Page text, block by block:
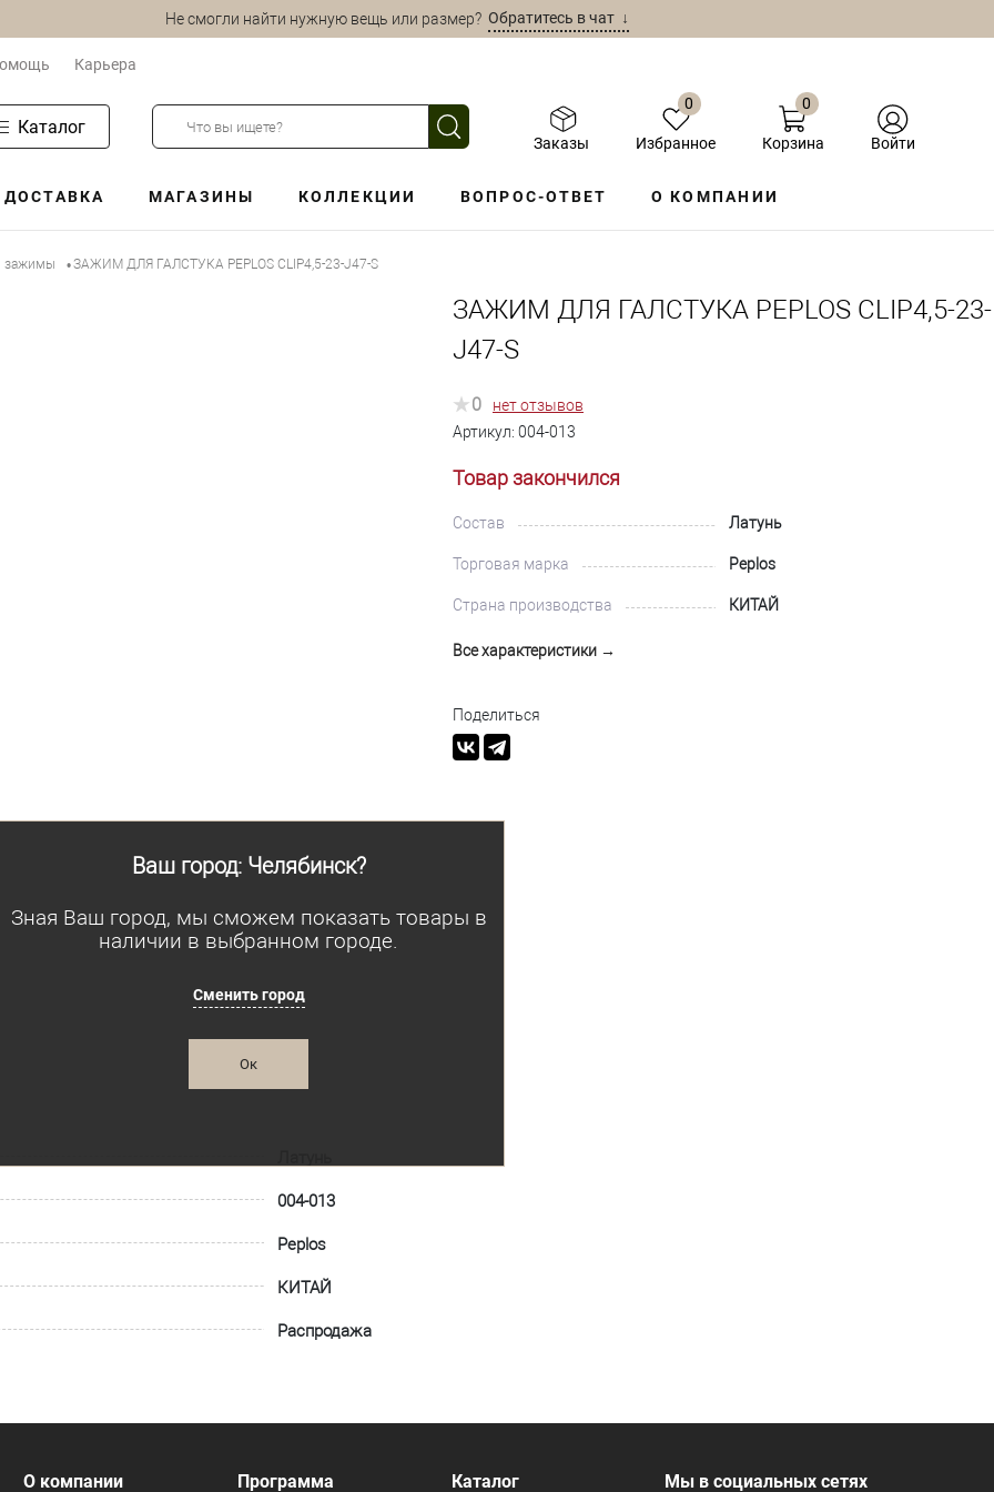
Ваш город: Челябинск?
Зная Ваш город, мы сможем показать товары в
наличии в выбранном городе.
Сменить город
Ок
Не смогли найти нужную вещь или размер?Обратитесь в чат ↓
Карьера
Каталог
Заказы
0
Избранное
0
Корзина Войти
ДОСТАВКА МАГАЗИНЫ КОЛЛЕКЦИИ ВОПРОС-ОТВЕТ О КОМПАНИИ
зажимы •ЗАЖИМ ДЛЯ ГАЛСТУКА PEPLOS CLIP4,5-23-J47-S
ЗАЖИМ ДЛЯ ГАЛСТУКА PEPLOS CLIP4,5-23-
J47-S
0
нет отзывов
Артикул: 004-013
Товар закончился
Состав Латунь
Торговая марка Peplos
Страна производства КИТАЙ
Все характеристики →
Поделиться
004-013
Peplos
КИТАЙ
Распродажа
О компании Программа Каталог Мы в социальных сетях